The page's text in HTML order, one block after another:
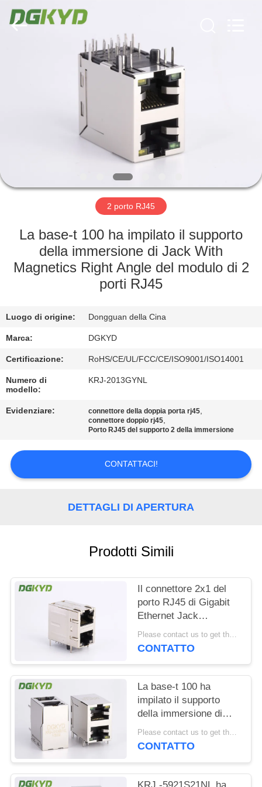
PRODOTTI
CIRCA
GIRO
DELLA
CONTROLLO
DI
QUALITÀ
CONTATTICI
UNA
CITAZIONE
SITEMAP
PRIVACY
Keyouda
Electronic
Technology
2 porto RJ45
La base-t 100 ha impilato il supporto
della immersione di Jack With
Magnetics Right Angle del modulo di 2
porti RJ45
Luogo di origine: Dongguan della Cina
Marca: DGKYD
Certificazione: RoHS/CE/UL/FCC/CE/ISO9001/ISO14001
Numero di
modello:
KRJ-2013GYNL
Evidenziare: connettore della doppia porta rj45,
connettore doppio rj45,
Porto RJ45 del supporto 2 della immersione
CONTATTACI!
DETTAGLI DI APERTURA
Prodotti Simili
Il connettore 2x1 del
porto RJ45 di Gigabit
Ethernet Jack
modulare 2 ha sfalsato
la st/Jk con il LED
Please contact us to get the latest price. MOQ:1 pezzo
CONTATTO
La base-t 100 ha
impilato il supporto
della immersione di
Jack With Magnetics
Right Angle del modulo
Please contact us to get the latest price. MOQ:1 pezzo
CONTATTO
KRJ -5921S21NL ha